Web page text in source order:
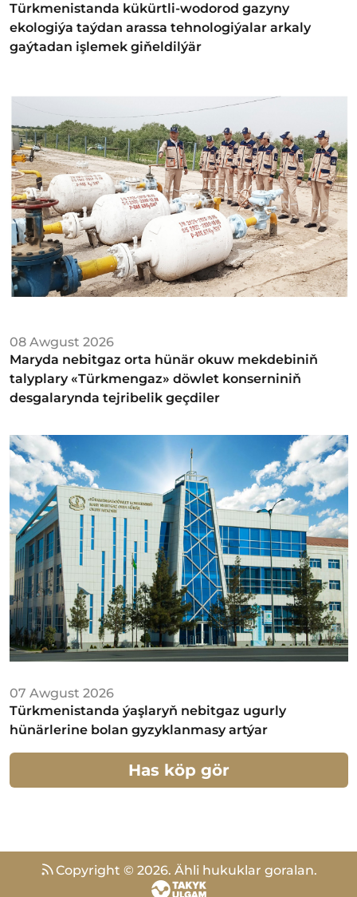
Türkmenistanda kükürtli-wodorod gazyny
ekologiýa taýdan arassa tehnologiýalar arkaly
gaýtadan işlemek giňeldilýär
08 Awgust 2026
Maryda nebitgaz orta hünär okuw mekdebiniň
talyplary «Türkmengaz» döwlet konserniniň
desgalarynda tejribelik geçdiler
07 Awgust 2026
Türkmenistanda ýaşlaryň nebitgaz ugurly
hünärlerine bolan gyzyklanmasy artýar
Has köp gör
Copyright © 2026. Ähli hukuklar goralan.